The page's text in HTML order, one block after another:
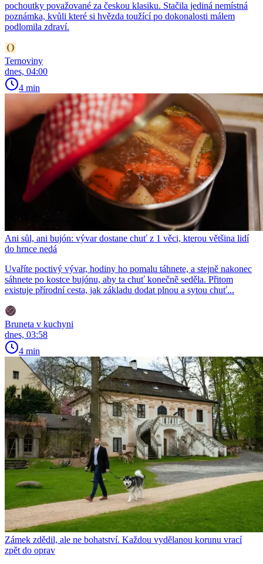
pochoutky považované za českou klasiku. Stačila jediná nemístná
poznámka, kvůli které si hvězda toužící po dokonalosti málem
podlomila zdraví.
Ternoviny
dnes, 04:00
4 min
Ani sůl, ani bujón: vývar dostane chuť z 1 věci, kterou většina lidí
do hrnce nedá
Uvaříte poctivý vývar, hodiny ho pomalu táhnete, a stejně nakonec
sáhnete po kostce bujónu, aby ta chuť konečně seděla. Přitom
existuje přírodní cesta, jak základu dodat plnou a sytou chuť...
Bruneta v kuchyni
dnes, 03:58
4 min
Zámek zdědil, ale ne bohatství. Každou vydělanou korunu vrací
zpět do oprav